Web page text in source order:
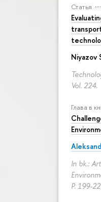
Статья
Niyazov
Vol. 224.
Глава в
In bk.:
P. 199-